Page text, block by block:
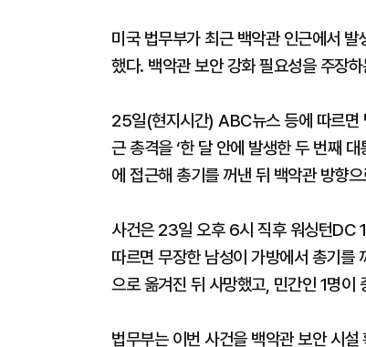
미국 법무부가 최근 백악관 인근에서
했다. 백악관 보안 강화 필요성을 주장
25일(현지시간) ABC뉴스 등에 따르면
근 총격을 ‘한 달 안에 발생한 두 번째
에 접근해 총기를 꺼낸 뒤 백악관 방향
사건은 23일 오후 6시 직후 워싱턴DC
따르면 무장한 남성이 가방에서 총기를
으로 옮겨진 뒤 사망했고, 민간인 1명이
법무부는 이번 사건을 백악관 보안 시